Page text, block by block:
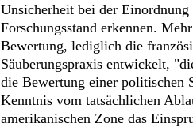
Unsicherheit bei der
Forschungsstand erkennen.
Bewertung, lediglich die
Säuberungspraxis entwickelt,
die Bewertung einer politischen
Kenntnis vom tatsächlichen
amerikanischen Zone das